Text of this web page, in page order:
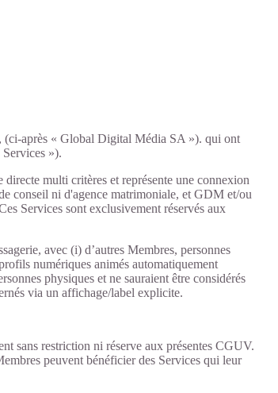
(ci-après « Global Digital Média SA »). qui ont
»).
multi critères et représente une connexion
conseil ni d'agence matrimoniale, et GDM et/ou
Services sont exclusivement réservés aux
avec (i) d’autres Membres, personnes
numériques animés automatiquement
physiques et ne sauraient être considérés
via un affichage/label explicite.
sans restriction ni réserve aux présentes CGUV.
peuvent bénéficier des Services qui leur